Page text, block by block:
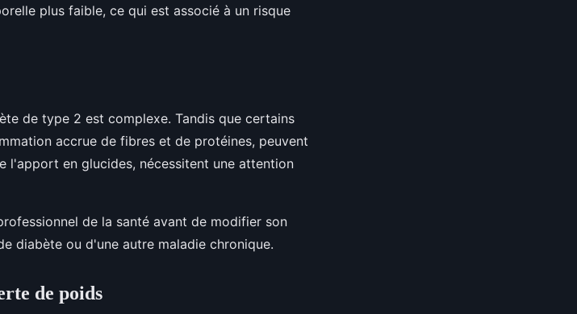
plus faible, ce qui est associé à un risque
de type 2 est complexe. Tandis que certains
accrue de fibres et de protéines, peuvent
l'apport en glucides, nécessitent une attention
de la santé avant de modifier son
diabète ou d'une autre maladie chronique.
de poids